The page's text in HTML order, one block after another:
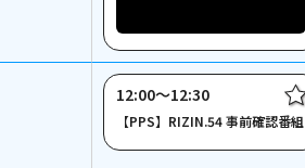
12:00〜12:30
【PPS】RIZIN.54 事前確認番組